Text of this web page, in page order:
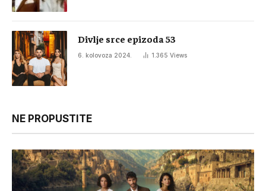
Divlje srce epizoda 53
6. kolovoza 2024. 1.365 Views
NE PROPUSTITE